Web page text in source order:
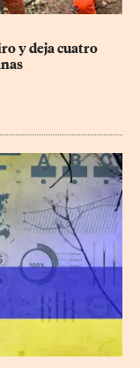
y deja cuatro